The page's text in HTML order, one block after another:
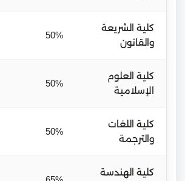
كلية الشريعة
والقانون
50%
كلية العلوم
الإسلامية
50%
كلية اللغات
والترجمة
50%
كلية الهندسة